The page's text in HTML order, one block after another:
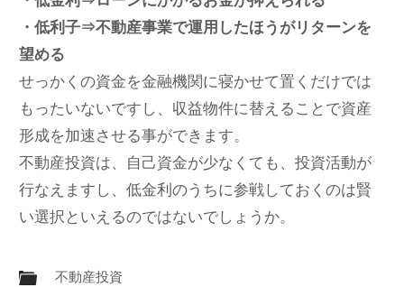
・低利子⇒不動産事業で運用したほうがリターンを
望める
せっかくの資金を金融機関に寝かせて置くだけでは
もったいないですし、収益物件に替えることで資産
形成を加速させる事ができます。
不動産投資は、自己資金が少なくても、投資活動が
行なえますし、低金利のうちに参戦しておくのは賢
い選択といえるのではないでしょうか。
不動産投資